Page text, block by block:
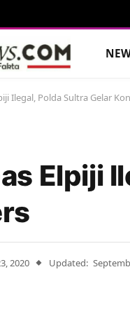
Ilegal, Polda Sultra Gelar
Elpiji
2020 Updated: